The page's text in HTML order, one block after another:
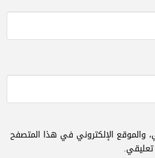
والموقع الإلكتروني في هذا المتصفح